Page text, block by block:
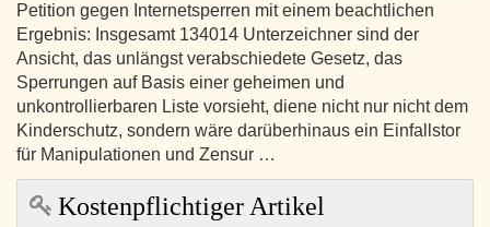
Petition gegen Internetsperren mit einem beachtlichen
Ergebnis: Insgesamt 134014 Unterzeichner sind der
Ansicht, das unlängst verabschiedete Gesetz, das
Sperrungen auf Basis einer geheimen und
unkontrollierbaren Liste vorsieht, diene nicht nur nicht dem
Kinderschutz, sondern wäre darüberhinaus ein Einfallstor
für Manipulationen und Zensur …
Kostenpflichtiger Artikel